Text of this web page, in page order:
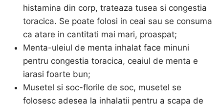
histamina din corp, trateaza tusea si congestia
toracica. Se poate folosi in ceai sau se consuma
ca atare in cantitati mai mari, proaspat;
Menta-uleiul de menta inhalat face minuni
pentru congestia toracica, ceaiul de menta e
iarasi foarte bun;
Musetel si soc-florile de soc, musetel se
folosesc adesea la inhalatii pentru a scapa de